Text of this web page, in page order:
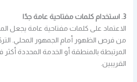
3. استخدام كلمات مفتاحية عامة جدًا
الاعتماد على كلمات مفتاحية عامة يجعل
من فرص الظهور أمام الجمهور المحلي.
المرتبطة بالمنطقة أو الخدمة المحددة
القريبين.